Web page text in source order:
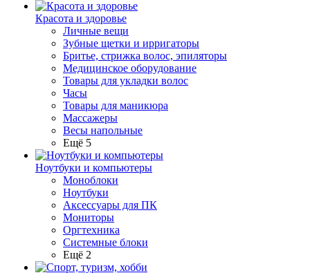
Красота и здоровье
Личные вещи
Зубные щетки и ирригаторы
Бритье, стрижка волос, эпиляторы
Медицинское оборудование
Товары для укладки волос
Часы
Товары для маникюра
Массажеры
Весы напольные
Ещё 5
Ноутбуки и компьютеры
Моноблоки
Ноутбуки
Аксессуары для ПК
Мониторы
Оргтехника
Системные блоки
Ещё 2